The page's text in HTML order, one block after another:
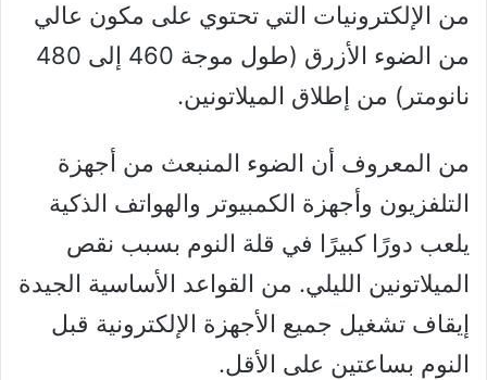
من الإلكترونيات التي تحتوي على مكون عالي
من الضوء الأزرق (طول موجة 460 إلى 480
نانومتر) من إطلاق الميلاتونين.
من المعروف أن الضوء المنبعث من أجهزة
التلفزيون وأجهزة الكمبيوتر والهواتف الذكية
يلعب دورًا كبيرًا في قلة النوم بسبب نقص
الميلاتونين الليلي. من القواعد الأساسية الجيدة
إيقاف تشغيل جميع الأجهزة الإلكترونية قبل
النوم بساعتين على الأقل.